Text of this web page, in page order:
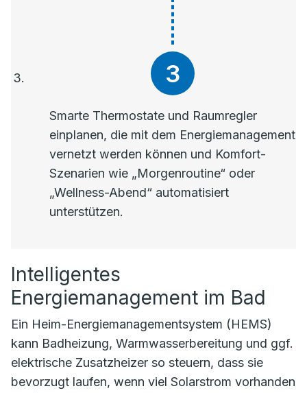
Smarte Thermostate und Raumregler
einplanen, die mit dem Energiemanagement
vernetzt werden können und Komfort-
Szenarien wie „Morgenroutine“ oder
„Wellness-Abend“ automatisiert
unterstützen.
Intelligentes
Energiemanagement im Bad
Ein Heim-Energiemanagementsystem (HEMS)
kann Badheizung, Warmwasserbereitung und ggf.
elektrische Zusatzheizer so steuern, dass sie
bevorzugt laufen, wenn viel Solarstrom vorhanden